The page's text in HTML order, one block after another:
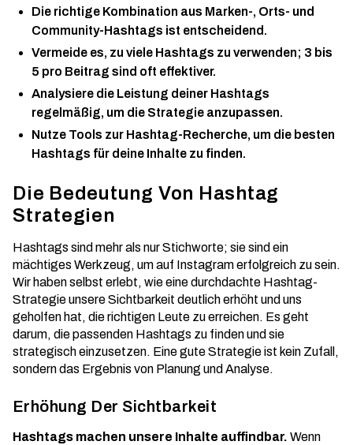
Die richtige Kombination aus Marken-, Orts- und
Community-Hashtags ist entscheidend.
Vermeide es, zu viele Hashtags zu verwenden; 3 bis
5 pro Beitrag sind oft effektiver.
Analysiere die Leistung deiner Hashtags
regelmäßig, um die Strategie anzupassen.
Nutze Tools zur Hashtag-Recherche, um die besten
Hashtags für deine Inhalte zu finden.
Die Bedeutung Von Hashtag
Strategien
Hashtags sind mehr als nur Stichworte; sie sind ein
mächtiges Werkzeug, um auf Instagram erfolgreich zu sein.
Wir haben selbst erlebt, wie eine durchdachte Hashtag-
Strategie unsere Sichtbarkeit deutlich erhöht und uns
geholfen hat, die richtigen Leute zu erreichen. Es geht
darum, die passenden Hashtags zu finden und sie
strategisch einzusetzen. Eine gute Strategie ist kein Zufall,
sondern das Ergebnis von Planung und Analyse.
Erhöhung Der Sichtbarkeit
Hashtags machen unsere Inhalte auffindbar. Wenn